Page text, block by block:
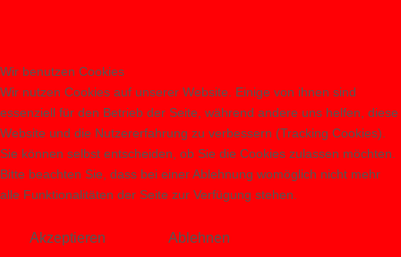
Wir benutzen Cookies
Wir nutzen Cookies auf unserer Website. Einige von ihnen sind
essenziell für den Betrieb der Seite, während andere uns helfen, diese
Website und die Nutzererfahrung zu verbessern (Tracking Cookies).
Sie können selbst entscheiden, ob Sie die Cookies zulassen möchten.
Bitte beachten Sie, dass bei einer Ablehnung womöglich nicht mehr
alle Funktionalitäten der Seite zur Verfügung stehen.
Akzeptieren Ablehnen